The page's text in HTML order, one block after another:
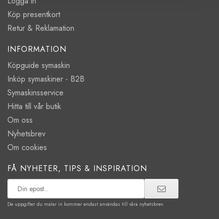
Köp presentkort
Retur & Reklamation
INFORMATION
Köpguide symaskin
Inköp symaskiner - B2B
Symaskinsservice
Hitta till vår butik
Om oss
Nyhetsbrev
Om cookies
FÅ NYHETER, TIPS & INSPIRATION
De uppgifter du matar in kommer endast användas till våra nyhetsbrev.